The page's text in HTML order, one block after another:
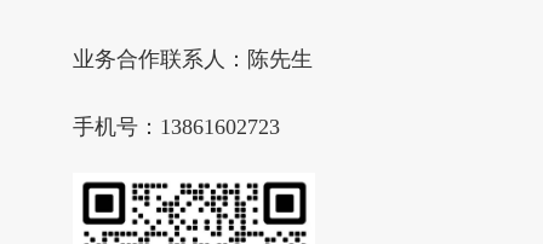
业务合作联系人：陈先生
手机号：13861602723